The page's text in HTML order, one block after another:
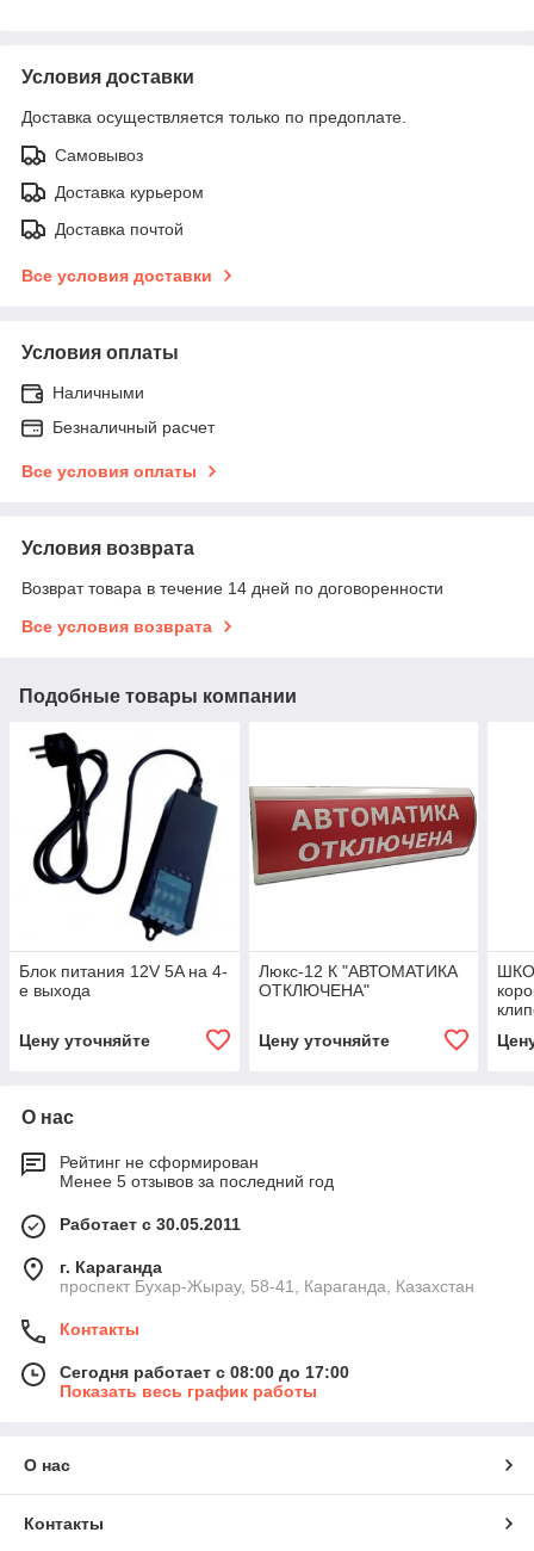
Условия доставки
Доставка осуществляется только по предоплате.
Самовывоз
Доставка курьером
Доставка почтой
Все условия доставки
Условия оплаты
Наличными
Безналичный расчет
Все условия оплаты
Условия возврата
Возврат товара в течение 14 дней по договоренности
Все условия возврата
Подобные товары компании
Блок питания 12V 5A на 4-
е выхода
Цену уточняйте
Люкс-12 К "АВТОМАТИКА
ОТКЛЮЧЕНА"
Цену уточняйте
О нас
Рейтинг не сформирован
Менее 5 отзывов за последний год
Работает с 30.05.2011
г. Караганда
проспект Бухар-Жырау, 58-41, Караганда, Казахстан
Контакты
Сегодня работает с 08:00 до 17:00
Показать весь график работы
О нас
Контакты